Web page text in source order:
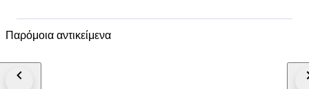
Παρόμοια αντικείμενα